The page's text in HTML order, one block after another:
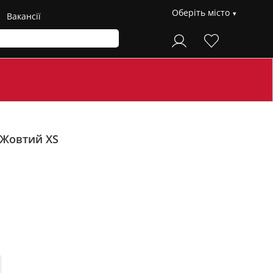
Вакансії Оберіть місто
Жовтий XS